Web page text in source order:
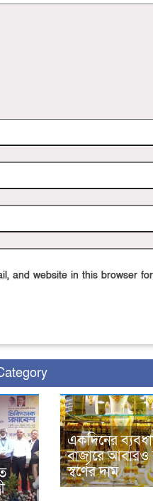
and website in this browser
একদিনের
বাজারে
স্বর্ণের দাম